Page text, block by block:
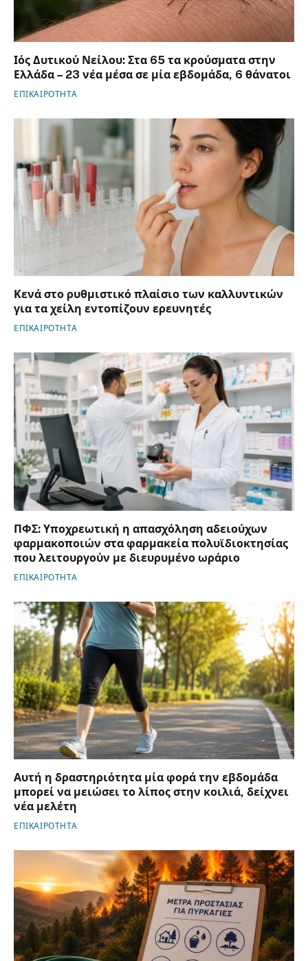
Ιός Δυτικού Νείλου: Στα 65 τα κρούσματα στην
Ελλάδα – 23 νέα μέσα σε μία εβδομάδα, 6 θάνατοι
ΕΠΙΚΑΙΡΟΤΗΤΑ
Κενά στο ρυθμιστικό πλαίσιο των καλλυντικών
για τα χείλη εντοπίζουν ερευνητές
ΕΠΙΚΑΙΡΟΤΗΤΑ
ΠΦΣ: Υποχρεωτική η απασχόληση αδειούχων
φαρμακοποιών στα φαρμακεία πολυϊδιοκτησίας
που λειτουργούν με διευρυμένο ωράριο
ΕΠΙΚΑΙΡΟΤΗΤΑ
Αυτή η δραστηριότητα μία φορά την εβδομάδα
μπορεί να μειώσει το λίπος στην κοιλιά, δείχνει
νέα μελέτη
ΕΠΙΚΑΙΡΟΤΗΤΑ